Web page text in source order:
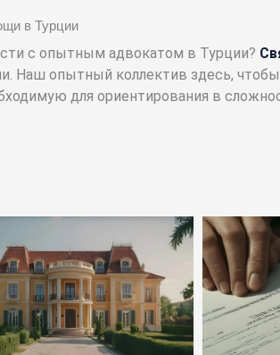
в Турции
с опытным адвокатом в Турции?
Наш опытный коллектив здесь,
для ориентирования в